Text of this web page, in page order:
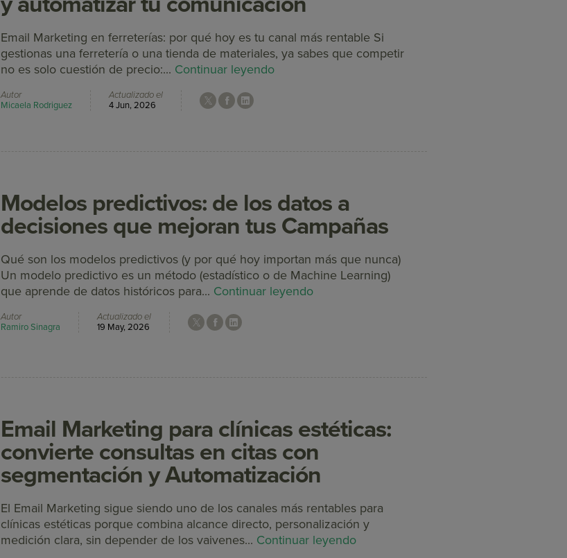
Email Marketing en ferreterías: por qué hoy es tu canal más rentable Si
gestionas una ferretería o una tienda de materiales, ya sabes que competir
no es solo cuestión de precio:... Continuar leyendo
Autor
Micaela Rodriguez
Actualizado el
4 Jun, 2026
Modelos predictivos: de los datos a
decisiones que mejoran tus Campañas
Qué son los modelos predictivos (y por qué hoy importan más que nunca)
Un modelo predictivo es un método (estadístico o de Machine Learning)
que aprende de datos históricos para... Continuar leyendo
Autor
Ramiro Sinagra
Actualizado el
19 May, 2026
Email Marketing para clínicas estéticas:
convierte consultas en citas con
segmentación y Automatización
El Email Marketing sigue siendo uno de los canales más rentables para
clínicas estéticas porque combina alcance directo, personalización y
medición clara, sin depender de los vaivenes... Continuar leyendo